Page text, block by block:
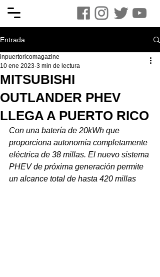
Entrada
MITSUBISHI
OUTLANDER PHEV
LLEGA A PUERTO RICO
inpuertoricomagazine
10 ene 2023 3 min de lectura
Con una batería de 20kWh que
proporciona autonomía completamente
eléctrica de 38 millas. El nuevo sistema
PHEV de próxima generación permite
un alcance total de hasta 420 millas